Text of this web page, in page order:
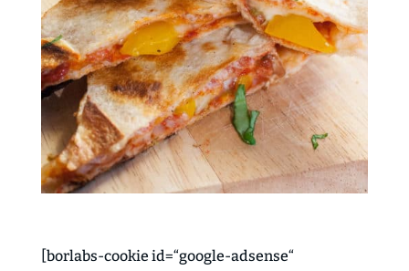
[borlabs-cookie id=“google-adsense“